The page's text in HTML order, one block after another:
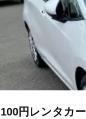
100円レンタカー